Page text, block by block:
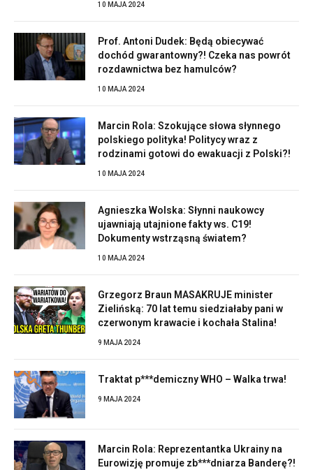
10 MAJA 2024
Prof. Antoni Dudek: Będą obiecywać
dochód gwarantowny?! Czeka nas powrót
rozdawnictwa bez hamulców?
10 MAJA 2024
Marcin Rola: Szokujące słowa słynnego
polskiego polityka! Politycy wraz z
rodzinami gotowi do ewakuacji z Polski?!
10 MAJA 2024
Agnieszka Wolska: Słynni naukowcy
ujawniają utajnione fakty ws. C19!
Dokumenty wstrząsną światem?
10 MAJA 2024
Grzegorz Braun MASAKRUJE minister
Zielińską: 70 lat temu siedziałaby pani w
czerwonym krawacie i kochała Stalina!
9 MAJA 2024
Traktat p***demiczny WHO – Walka trwa!
9 MAJA 2024
Marcin Rola: Reprezentantka Ukrainy na
Eurowizję promuje zb***dniarza Banderę?!